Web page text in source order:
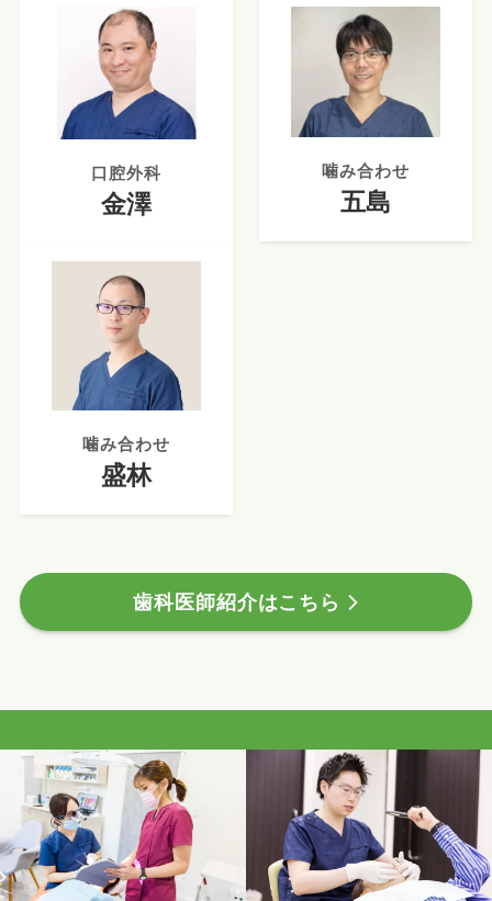
口腔外科
金澤
噛み合わせ
五島
噛み合わせ
盛林
歯科医師紹介はこちら